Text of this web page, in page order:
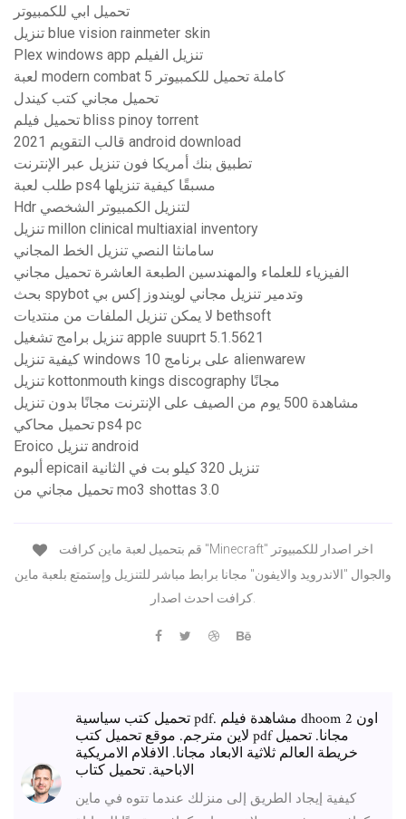
تحميل ابي للكمبيوتر
تنزيل blue vision rainmeter skin
Plex windows app تنزيل الفيلم
لعبة modern combat 5 كاملة تحميل للكمبيوتر
تحميل مجاني كتب كيندل
تحميل فيلم bliss pinoy torrent
قالب التقويم 2021 android download
تطبيق بنك أمريكا فون تنزيل عبر الإنترنت
طلب لعبة ps4 مسبقًا كيفية تنزيلها
Hdr لتنزيل الكمبيوتر الشخصي
تنزيل millon clinical multiaxial inventory
سامانثا النصي تنزيل الخط المجاني
الفيزياء للعلماء والمهندسين الطبعة العاشرة تحميل مجاني
بحث spybot وتدمير تنزيل مجاني لويندوز إكس بي
لا يمكن تنزيل الملفات من منتديات bethsoft
تنزيل برامج تشغيل apple suuprt 5.1.5621
كيفية تنزيل windows 10 على برنامج alienwarew
تنزيل kottonmouth kings discography مجانًا
مشاهدة 500 يوم من الصيف على الإنترنت مجانًا بدون تنزيل
تحميل محاكي ps4 pc
Eroico تنزيل android
ألبوم epicail تنزيل 320 كيلو بت في الثانية
تحميل مجاني من mo3 shottas 3.0
والجوال "الاندرويد والايفون" مجانا برابط مباشر للتنزيل وإستمتع بلعبة ماين
تحميل كتب سياسية pdf. مشاهدة فيلم dhoom 2 اون
لاين مترجم. موقع تحميل كتب pdf مجانا. تحميل
خريطة العالم ثلاثية الابعاد مجانا. الافلام الامريكية
كيفية إيجاد الطريق إلى منزلك عندما تتوه في ماين